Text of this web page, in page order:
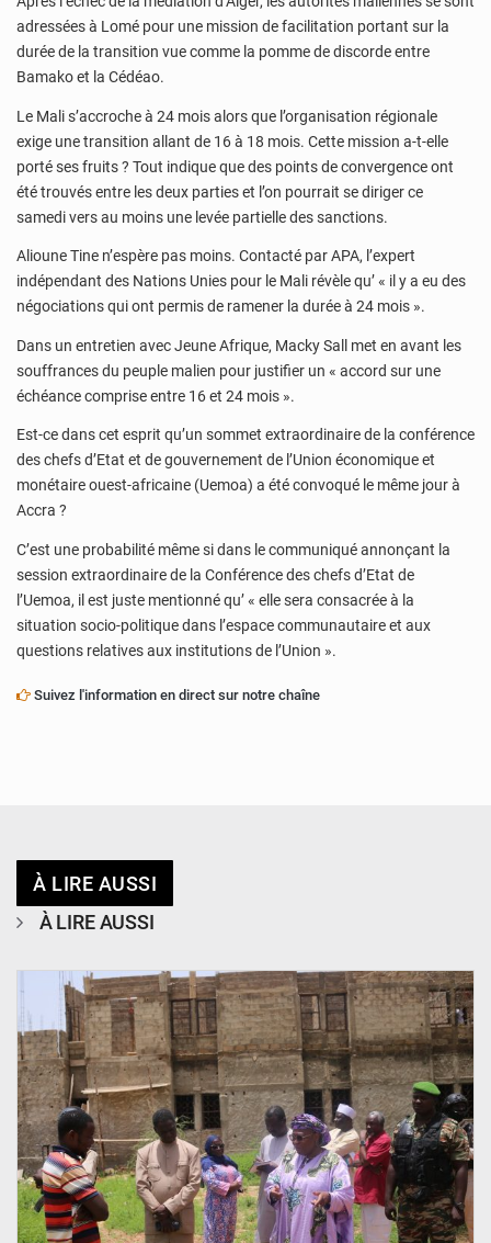
adressées à Lomé pour une mission de facilitation portant sur la
durée de la transition vue comme la pomme de discorde entre
Bamako et la Cédéao.
Le Mali s’accroche à 24 mois alors que l’organisation régionale
exige une transition allant de 16 à 18 mois. Cette mission a-t-elle
porté ses fruits ? Tout indique que des points de convergence ont
été trouvés entre les deux parties et l’on pourrait se diriger ce
samedi vers au moins une levée partielle des sanctions.
Alioune Tine n’espère pas moins. Contacté par APA, l’expert
indépendant des Nations Unies pour le Mali révèle qu’ « il y a eu des
négociations qui ont permis de ramener la durée à 24 mois ».
Dans un entretien avec Jeune Afrique, Macky Sall met en avant les
souffrances du peuple malien pour justifier un « accord sur une
échéance comprise entre 16 et 24 mois ».
Est-ce dans cet esprit qu’un sommet extraordinaire de la conférence
des chefs d’Etat et de gouvernement de l’Union économique et
monétaire ouest-africaine (Uemoa) a été convoqué le même jour à
Accra ?
C’est une probabilité même si dans le communiqué annonçant la
session extraordinaire de la Conférence des chefs d’Etat de
l’Uemoa, il est juste mentionné qu’ « elle sera consacrée à la
situation socio-politique dans l’espace communautaire et aux
questions relatives aux institutions de l’Union ».
Suivez l'information en direct sur notre chaîne
À LIRE AUSSI
À LIRE AUSSI